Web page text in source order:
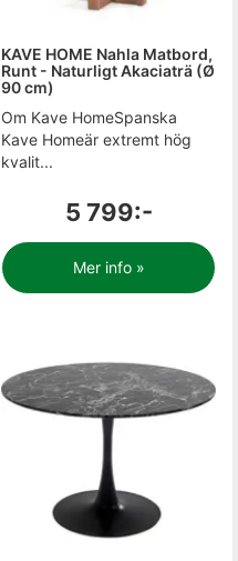
KAVE HOME Nahla Matbord,
Runt - Naturligt Akaciaträ (Ø
90 cm)
Om Kave HomeSpanska
Kave Homeär extremt hög
kvalit...
5 799:-
Mer info »